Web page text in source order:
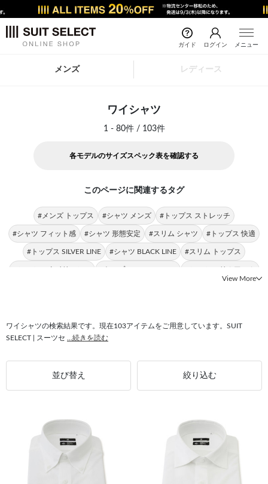
ガイド ログイン メニュー
メンズ レディース
ワイシャツ
1 - 80件 / 103件
各モデルのサイズスペック表を確認する
このページに関連するタグ
#メンズ トップス #シャツ メンズ #トップス ストレッチ
#シャツ フィット感 #シャツ 形態安定 #スリム シャツ #トップス 快適
#トップス SILVER LINE #シャツ BLACK LINE #スリム トップス
#シャツ スタイリッシュ #トップス SUIT SELECT #シャツ スリムアーム
#トップス RBC
View More
ワイシャツの検索結果です。現在103アイテムをご用意しています。SUIT
SELECT | スーツセ
...続きを読む
並び替え 絞り込む